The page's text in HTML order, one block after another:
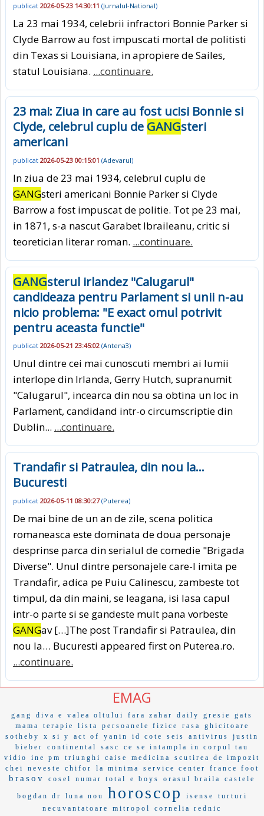
publicat 2026-05-23 14:30:11 (Jurnalul-National)
La 23 mai 1934, celebrii infractori Bonnie Parker si
Clyde Barrow au fost impuscati mortal de politisti
din Texas si Louisiana, in apropiere de Sailes,
statul Louisiana. ...continuare.
23 mai: Ziua in care au fost ucisi Bonnie si
Clyde, celebrul cuplu de GANGsteri
americani
publicat 2026-05-23 00:15:01 (Adevarul)
In ziua de 23 mai 1934, celebrul cuplu de
GANGsteri americani Bonnie Parker si Clyde
Barrow a fost impuscat de politie. Tot pe 23 mai,
in 1871, s-a nascut Garabet Ibraileanu, critic si
teoretician literar roman. ...continuare.
GANGsterul irlandez "Calugarul"
candideaza pentru Parlament si unii n-au
nicio problema: "E exact omul potrivit
pentru aceasta functie"
publicat 2026-05-21 23:45:02 (Antena3)
Unul dintre cei mai cunoscuti membri ai lumii
interlope din Irlanda, Gerry Hutch, supranumit
"Calugarul", incearca din nou sa obtina un loc in
Parlament, candidand intr-o circumscriptie din
Dublin... ...continuare.
Trandafir si Patraulea, din nou la…
Bucuresti
publicat 2026-05-11 08:30:27(Puterea)
De mai bine de un an de zile, scena politica
romaneasca este dominata de doua personaje
desprinse parca din serialul de comedie "Brigada
Diverse". Unul dintre personajele care-l imita pe
Trandafir, adica pe Puiu Calinescu, zambeste tot
timpul, da din maini, se leagana, isi lasa capul
intr-o parte si se gandeste mult pana vorbeste
GANGav […]The post Trandafir si Patraulea, din
nou la… Bucuresti appeared first on Puterea.ro.
...continuare.
EMAG
gang diva e valea oltului fara zahar daily gresie
gats
mama
terapie lista persoanele fizice rasa
ghicitoare
sotheby
x si y act of yanin id cote seis antivirus
justin
bieber
continental sasc
ce se intampla in corpul tau
vidio
ine pm triunghi caise medicina
scutirea de impozit
chei
neveste chifor la minima service center france foot
brasov cosel numar total e boys orasul braila castele
bogdan dr luna nou horoscop isense
turturi
necuvantatoare
mitropol cornelia rednic